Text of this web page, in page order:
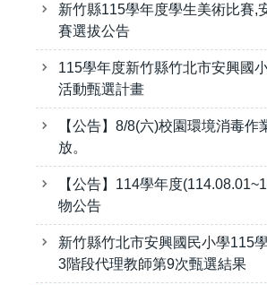
新竹縣115學年度學生美術比賽,
賽選拔公告
115學年度新竹縣竹北市安興國
活動甄選計畫
【公告】8/8(六)校園環境消毒作
放。
【公告】114學年度
物公告
新竹縣竹北市安興國民小學115
3階段代理教師第9次甄選結果